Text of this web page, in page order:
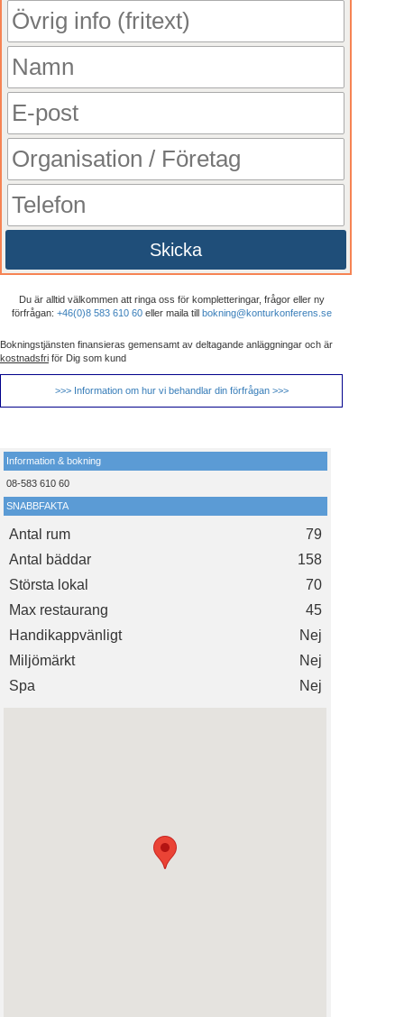
Skicka
Du är alltid välkommen att ringa oss för kompletteringar, frågor eller ny
förfrågan: +46(0)8 583 610 60eller maila till bokning@konturkonferens.se
Bokningstjänsten finansieras gemensamt av deltagande anläggningar och är
kostnadsfri för Dig som kund
>>> Information om hur vi behandlar din förfrågan >>>
Information & bokning
08-583 610 60
SNABBFAKTA
Antal rum
79
Antal bäddar
158
Största lokal
70
Max restaurang
45
Handikappvänligt
Nej
Miljömärkt
Nej
Spa
Nej